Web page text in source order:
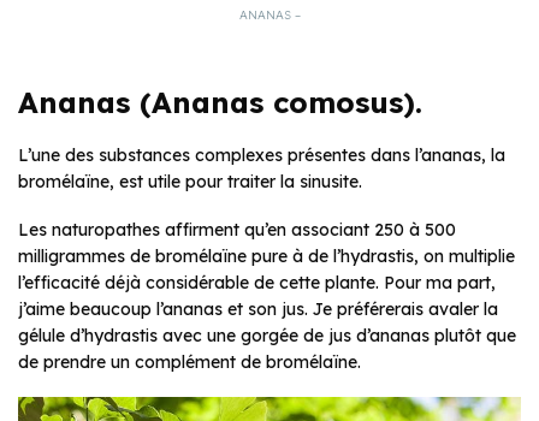
ANANAS –
Ananas (Ananas comosus).
L’une des substances complexes présentes dans l’ananas, la
bromélaïne, est utile pour traiter la sinusite.
Les naturopathes affirment qu’en associant 250 à 500
milligrammes de bromélaïne pure à de l’hydrastis, on multiplie
l’efficacité déjà considérable de cette plante. Pour ma part,
j’aime beaucoup l’ananas et son jus. Je préférerais avaler la
gélule d’hydrastis avec une gorgée de jus d’ananas plutôt que
de prendre un complément de bromélaïne.